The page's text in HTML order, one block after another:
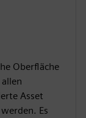
Oberfläche
Asset
Es